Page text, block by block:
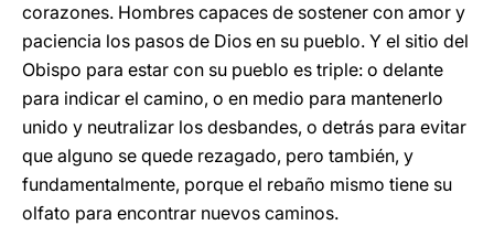
corazones. Hombres capaces de sostener con amor y
paciencia los pasos de Dios en su pueblo. Y el sitio del
Obispo para estar con su pueblo es triple: o delante
para indicar el camino, o en medio para mantenerlo
unido y neutralizar los desbandes, o detrás para evitar
que alguno se quede rezagado, pero también, y
fundamentalmente, porque el rebaño mismo tiene su
olfato para encontrar nuevos caminos.